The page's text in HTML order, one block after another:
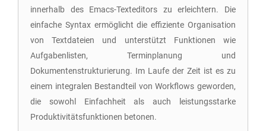
innerhalb des Emacs-Texteditors zu erleichtern. Die
einfache Syntax ermöglicht die effiziente Organisation
von Textdateien und unterstützt Funktionen wie
Aufgabenlisten, Terminplanung und
Dokumentenstrukturierung. Im Laufe der Zeit ist es zu
einem integralen Bestandteil von Workflows geworden,
die sowohl Einfachheit als auch leistungsstarke
Produktivitätsfunktionen betonen.